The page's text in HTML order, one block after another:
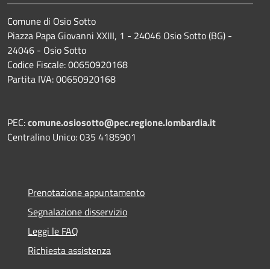
Comune di Osio Sotto
Piazza Papa Giovanni XXIII, 1 - 24046 Osio Sotto (BG) -
24046 - Osio Sotto
Codice Fiscale: 00650920168
Partita IVA: 00650920168
PEC:comune.osiosotto@pec.regione.lombardia.it
Centralino Unico: 035 4185901
Prenotazione appuntamento
Segnalazione disservizio
Leggi le FAQ
Richiesta assistenza